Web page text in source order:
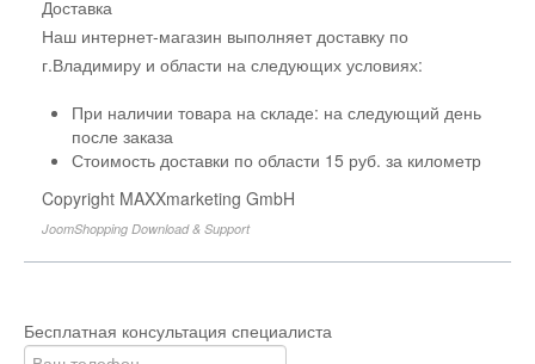
Доставка
Наш интернет-магазин выполняет доставку по
г.Владимиру и области на следующих условиях:
При наличии товара на складе: на следующий день
после заказа
Стоимость доставки по области 15 руб. за километр
Copyright MAXXmarketing GmbH
JoomShopping Download & Support
Бесплатная консультация специалиста